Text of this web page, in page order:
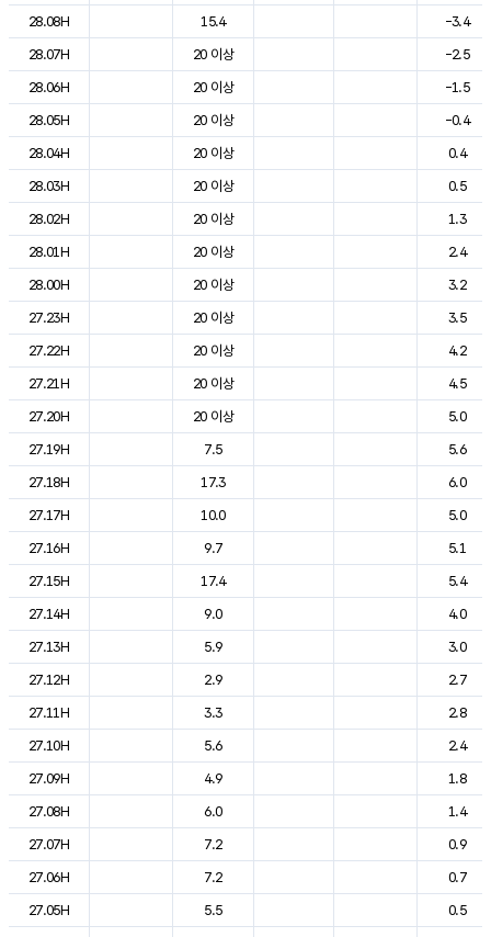
28.08H
15.4
-3.4
28.07H
20 이상
-2.5
28.06H
20 이상
-1.5
28.05H
20 이상
-0.4
28.04H
20 이상
0.4
28.03H
20 이상
0.5
28.02H
20 이상
1.3
28.01H
20 이상
2.4
28.00H
20 이상
3.2
27.23H
20 이상
3.5
27.22H
20 이상
4.2
27.21H
20 이상
4.5
27.20H
20 이상
5.0
27.19H
7.5
5.6
27.18H
17.3
6.0
27.17H
10.0
5.0
27.16H
9.7
5.1
27.15H
17.4
5.4
27.14H
9.0
4.0
27.13H
5.9
3.0
27.12H
2.9
2.7
27.11H
3.3
2.8
27.10H
5.6
2.4
27.09H
4.9
1.8
27.08H
6.0
1.4
27.07H
7.2
0.9
27.06H
7.2
0.7
27.05H
5.5
0.5